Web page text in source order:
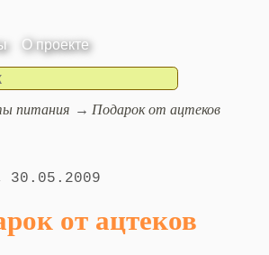
О проекте
питания
Подарок от ацтеков
30.05.2009
от ацтеков